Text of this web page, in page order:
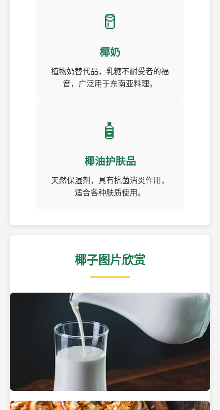
🥛
椰奶
植物奶替代品，乳糖不耐受者的福
音，广泛用于东南亚料理。
🧴
椰油护肤品
天然保湿剂，具有抗菌消炎作用，
适合各种肤质使用。
椰子图片欣赏
热带海滩上的椰子树